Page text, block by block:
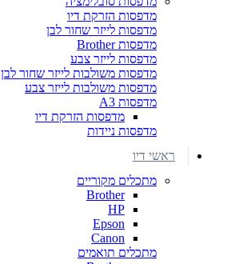
מדפסות הזרקת דיו
מדפסות לייזר שחור לבן
מדפסות Brother
מדפסות לייזר צבע
מדפסות משולבות לייזר שחור לבן
מדפסות משולבות לייזר צבע
מדפסות A3
מדפסות הזרקת דיו
מדפסות ניידות
ראשי דיו
מתכלים מקוריים
Brother
HP
Epson
Canon
מתכלים תואמים